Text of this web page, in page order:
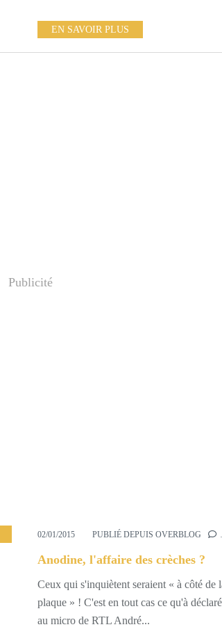
EN SAVOIR PLUS
Publicité
02/01/2015 PUBLIÉ DEPUIS OVERBLOG
Anodine, l'affaire des crèches ?
Ceux qui s'inquiètent seraient « à côté de
plaque » ! C'est en tout cas ce qu'à déclaré
au micro de RTL André...